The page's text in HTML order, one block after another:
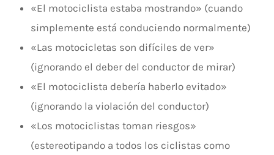
«El motociclista estaba mostrando» (cuando
simplemente está conduciendo normalmente)
«Las motocicletas son difíciles de ver»
(ignorando el deber del conductor de mirar)
«El motociclista debería haberlo evitado»
(ignorando la violación del conductor)
«Los motociclistas toman riesgos»
(estereotipando a todos los ciclistas como